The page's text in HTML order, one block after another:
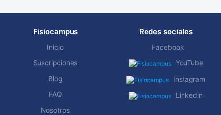
Fisiocampus
Inicio
Suscripciones
Blog
FAQ
Nosotros
Redes sociales
Facebook
YouTube
Instagram
Linkedin